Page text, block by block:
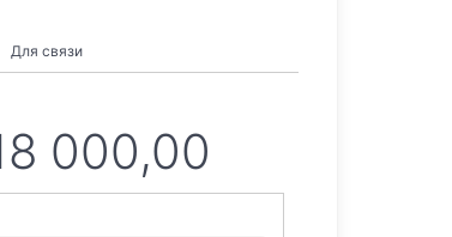
Для связи
000,00